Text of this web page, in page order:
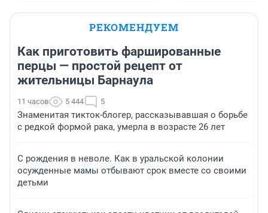
РЕКОМЕНДУЕМ
Как приготовить фаршированные
перцы — простой рецепт от
жительницы Барнаула
11 часов 5 444 5
Знаменитая тикток-блогер, рассказывавшая о борьбе
с редкой формой рака, умерла в возрасте 26 лет
С рождения в неволе. Как в уральской колонии
осужденные мамы отбывают срок вместе со своими
детьми